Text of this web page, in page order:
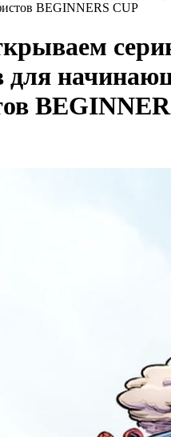
BEGINNERS CUP
для